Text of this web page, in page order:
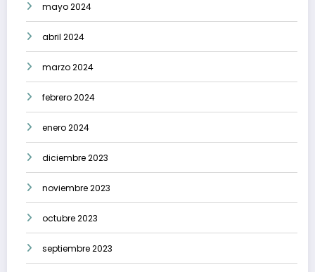
mayo 2024
abril 2024
marzo 2024
febrero 2024
enero 2024
diciembre 2023
noviembre 2023
octubre 2023
septiembre 2023